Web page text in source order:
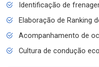
Identificação de
Elaboração de Ranking
Acompanhamento de
Cultura de condução